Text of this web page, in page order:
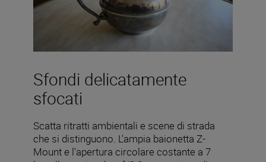
Sfondi delicatamente
sfocati
Scatta ritratti ambientali e scene di strada
che si distinguono. L'ampia baionetta Z-
Mount e l'apertura circolare costante a 7